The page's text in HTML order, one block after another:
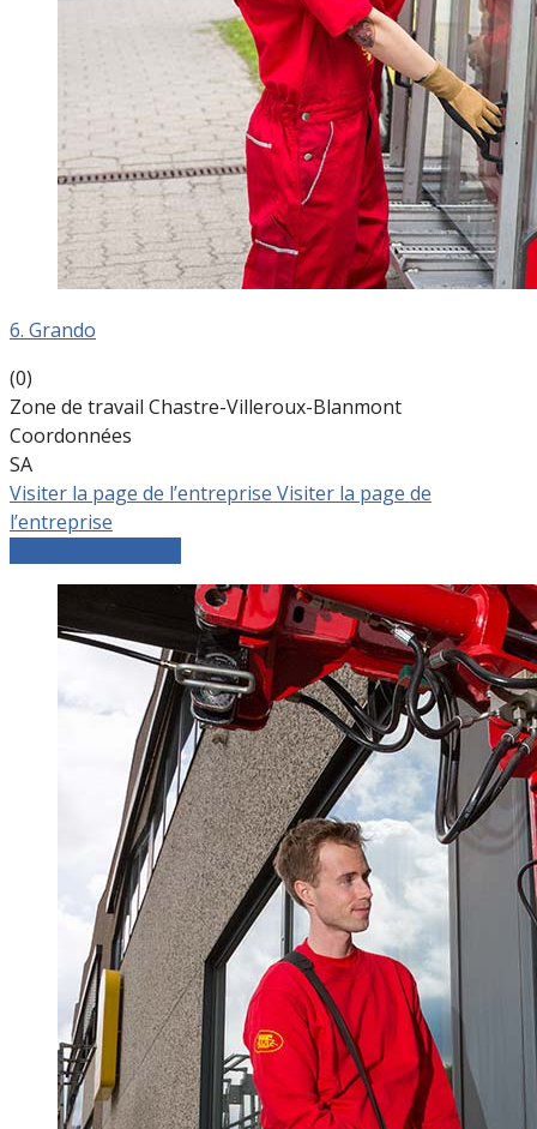
6. Grando
(0)
Zone de travail Chastre-Villeroux-Blanmont
Coordonnées
SA
Visiter la page de l’entreprise Visiter la page de
l’entreprise